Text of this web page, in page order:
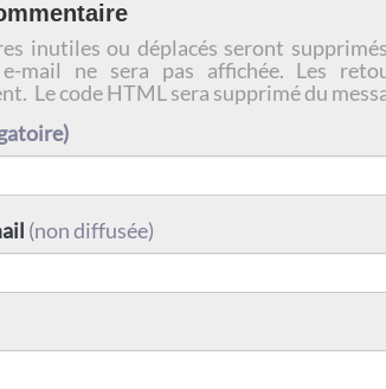
inutiles ou déplacés seront
mail ne sera pas affichée. Les
Le code HTML sera supprimé du
(non diffusée)